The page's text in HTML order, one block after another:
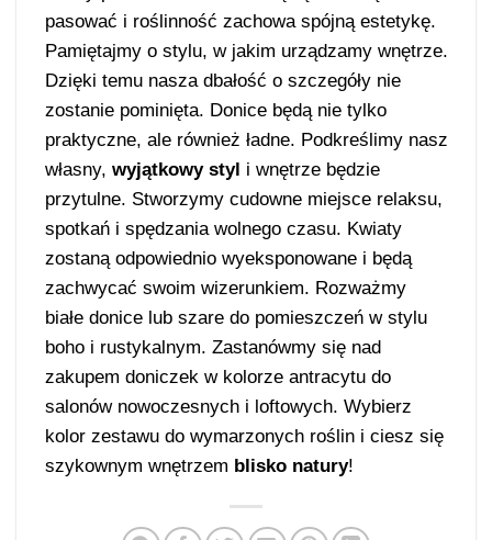
pasować i roślinność zachowa spójną estetykę.
Pamiętajmy o stylu, w jakim urządzamy wnętrze.
Dzięki temu nasza dbałość o szczegóły nie
zostanie pominięta. Donice będą nie tylko
praktyczne, ale również ładne. Podkreślimy nasz
własny, wyjątkowy styl i wnętrze będzie
przytulne. Stworzymy cudowne miejsce relaksu,
spotkań i spędzania wolnego czasu. Kwiaty
zostaną odpowiednio wyeksponowane i będą
zachwycać swoim wizerunkiem. Rozważmy
białe donice lub szare do pomieszczeń w stylu
boho i rustykalnym. Zastanówmy się nad
zakupem doniczek w kolorze antracytu do
salonów nowoczesnych i loftowych. Wybierz
kolor zestawu do wymarzonych roślin i ciesz się
szykownym wnętrzem blisko natury!